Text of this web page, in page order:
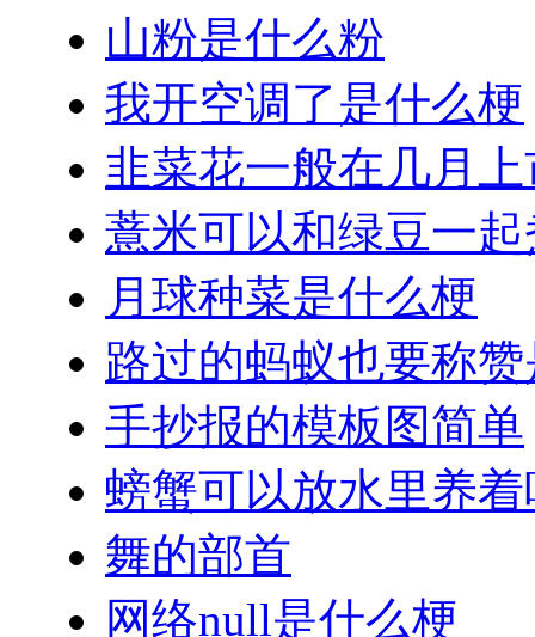
山粉是什么粉
我开空调了是什么梗
韭菜花一般在几月上
薏米可以和绿豆一
月球种菜是什么梗
路过的蚂蚁也要称
手抄报的模板图简单
螃蟹可以放水里养着
舞的部首
网络null是什么梗